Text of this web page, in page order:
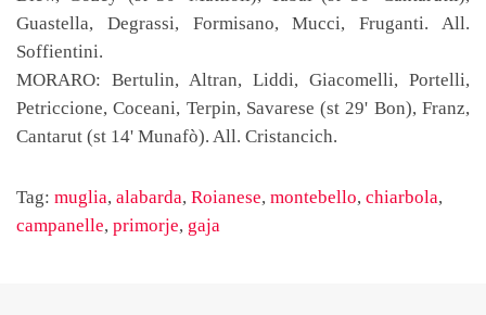
Guastella, Degrassi, Formisano, Mucci, Fruganti. All.
Soffientini.
MORARO: Bertulin, Altran, Liddi, Giacomelli, Portelli,
Petriccione, Coceani, Terpin, Savarese (st 29' Bon), Franz,
Cantarut (st 14' Munafò). All. Cristancich.
Tag: muglia, alabarda, Roianese, montebello, chiarbola,
campanelle, primorje, gaja